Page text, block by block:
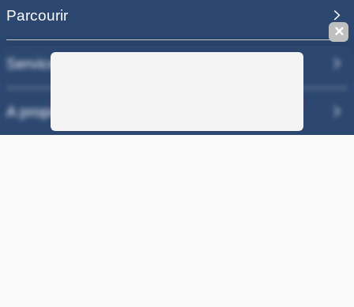
Parcourir
Services
A propos
✕